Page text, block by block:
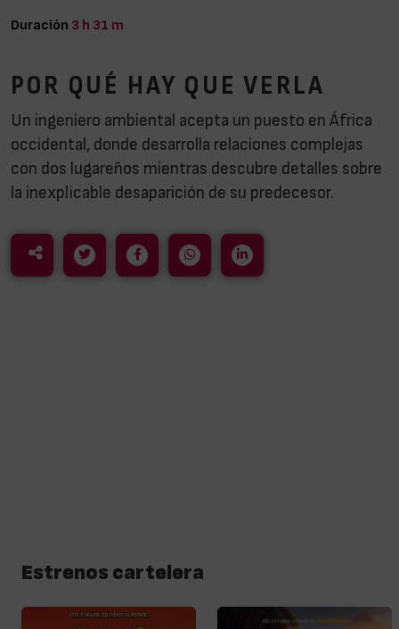
Duración 3 h 31 m
POR QUÉ HAY QUE VERLA
Un ingeniero ambiental acepta un puesto en África
occidental, donde desarrolla relaciones complejas
con dos lugareños mientras descubre detalles sobre
la inexplicable desaparición de su predecesor.
Estrenos cartelera